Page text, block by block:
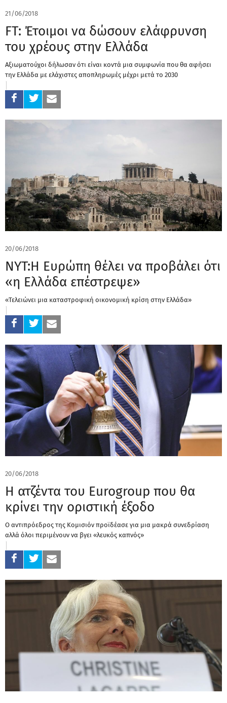
21/06/2018
FΤ: Έτοιμοι να δώσουν ελάφρυνση
του χρέους στην Ελλάδα
Aξιωματούχοι δήλωσαν ότι είναι κοντά μια συμφωνία που θα αφήσει
την Ελλάδα με ελάχιστες αποπληρωμές μέχρι μετά το 2030
20/06/2018
ΝYT:Η Ευρώπη θέλει να προβάλει ότι
«η Ελλάδα επέστρεψε»
«Τελειώνει μια καταστροφική οικονομική κρίση στην Ελλάδα»
20/06/2018
Η ατζέντα του Eurogroup που θα
κρίνει την οριστική έξοδο
Ο αντιπρόεδρος της Κομισιόν προϊδέασε για μια μακρά συνεδρίαση
αλλά όλοι περιμένουν να βγει «λευκός καπνός»